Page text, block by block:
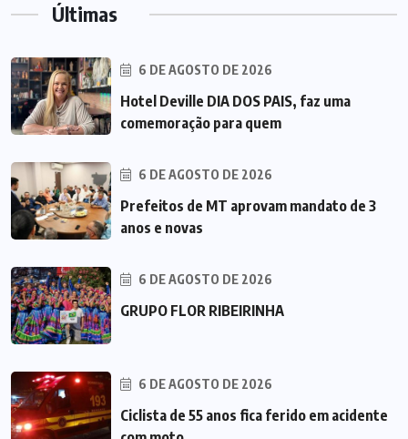
Últimas
6 DE AGOSTO DE 2026
Hotel Deville DIA DOS PAIS, faz uma
comemoração para quem
6 DE AGOSTO DE 2026
Prefeitos de MT aprovam mandato de 3
anos e novas
6 DE AGOSTO DE 2026
GRUPO FLOR RIBEIRINHA
6 DE AGOSTO DE 2026
Ciclista de 55 anos fica ferido em acidente